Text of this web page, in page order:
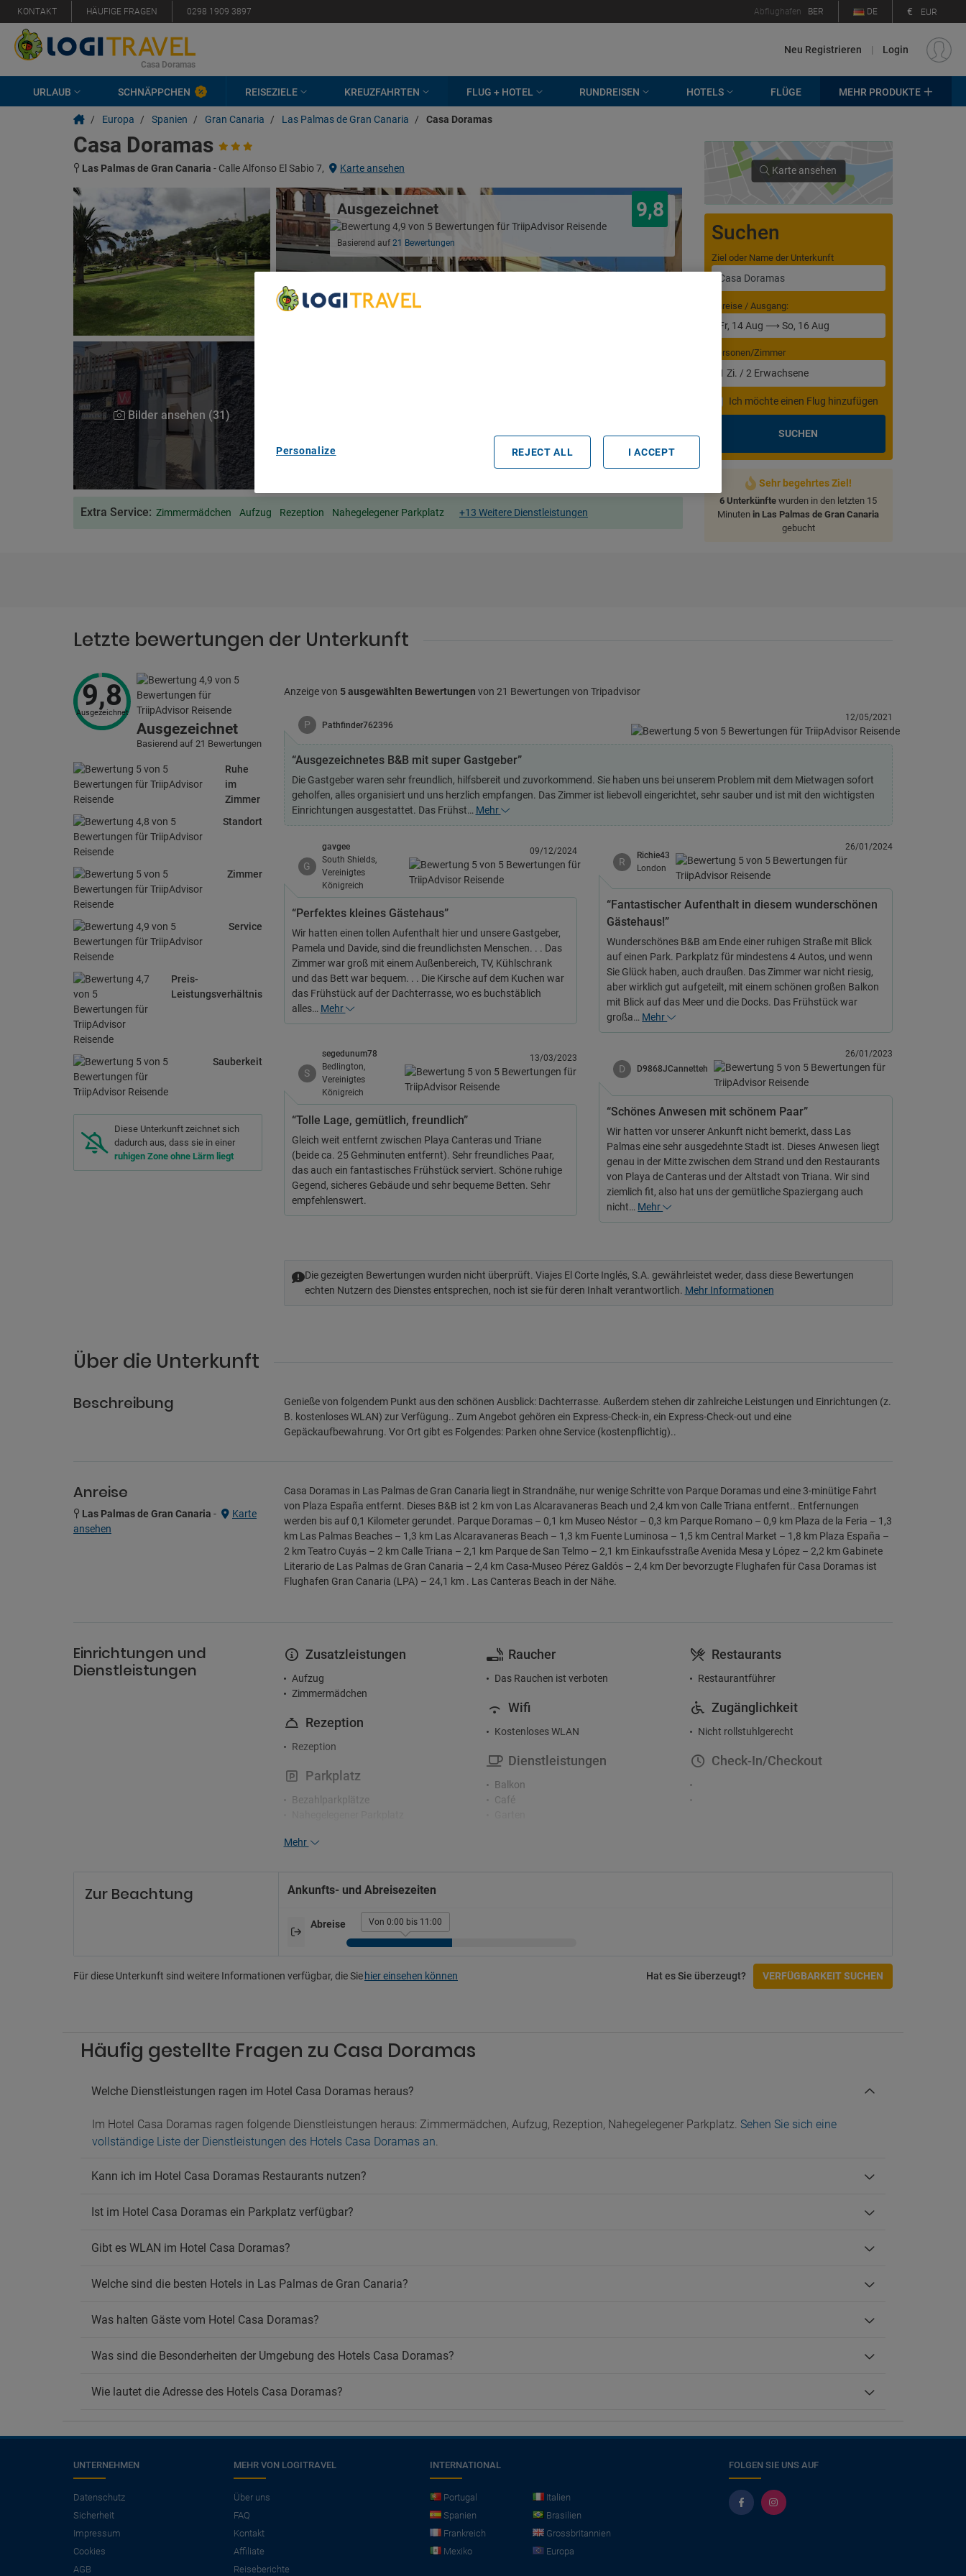
KONTAKT HÄUFIGE FRAGEN 0298 1909 3897 Abflughafen BER DE € EUR
Casa Doramas
Neu Registrieren | Login
URLAUB SCHNÄPPCHEN REISEZIELE KREUZFAHRTEN FLUG + HOTEL RUNDREISEN HOTELS FLÜGE MEHR PRODUKTE
/ Europa / Spanien / Gran Canaria / Las Palmas de Gran Canaria / Casa Doramas
Casa Doramas
Las Palmas de Gran Canaria - Calle Alfonso El Sabio 7, Karte ansehen
Bilder ansehen (31)
Ausgezeichnet 9,8
Basierend auf21 Bewertungen
Extra Service: Zimmermädchen Aufzug Rezeption Nahegelegener Parkplatz +13 Weitere Dienstleistungen
Karte ansehen
Suchen
Ziel oder Name der Unterkunft
Anreise / Ausgang:
Personen/Zimmer
1 Zi. / 2 Erwachsene
Ich möchte einen Flug hinzufügen
SUCHEN
Sehr begehrtes Ziel!
6 Unterkünfte wurden in den letzten 15
Minuten in Las Palmas de Gran Canaria
gebucht
Letzte bewertungen der Unterkunft
9,8
Ausgezeichnet
Ausgezeichnet
Basierend auf 21 Bewertungen
Ruhe
im
Zimmer
Standort
Zimmer
Service
Preis-
Leistungsverhältnis
Sauberkeit
Diese Unterkunft zeichnet sich
dadurch aus, dass sie in einer
ruhigen Zone ohne Lärm liegt
Anzeige von 5 ausgewählten Bewertungen von 21 Bewertungen von Tripadvisor
P Pathfinder762396
12/05/2021
“Ausgezeichnetes B&B mit super Gastgeber”
Die Gastgeber waren sehr freundlich, hilfsbereit und zuvorkommend. Sie haben uns bei unserem Problem mit dem Mietwagen sofort
geholfen, alles organisiert und uns herzlich empfangen. Das Zimmer ist liebevoll eingerichtet, sehr sauber und ist mit den wichtigsten
Einrichtungen ausgestattet. Das Frühst… Mehr
G
gavgee
South Shields,
Vereinigtes
Königreich
09/12/2024
“Perfektes kleines Gästehaus”
Wir hatten einen tollen Aufenthalt hier und unsere Gastgeber,
Pamela und Davide, sind die freundlichsten Menschen. . . Das
Zimmer war groß mit einem Außenbereich, TV, Kühlschrank
und das Bett war bequem. . . Die Kirsche auf dem Kuchen war
das Frühstück auf der Dachterrasse, wo es buchstäblich
alles… Mehr
R
Richie43
London
26/01/2024
“Fantastischer Aufenthalt in diesem wunderschönen
Gästehaus!”
Wunderschönes B&B am Ende einer ruhigen Straße mit Blick
auf einen Park. Parkplatz für mindestens 4 Autos, und wenn
Sie Glück haben, auch draußen. Das Zimmer war nicht riesig,
aber wirklich gut aufgeteilt, mit einem schönen großen Balkon
mit Blick auf das Meer und die Docks. Das Frühstück war
großa… Mehr
S
segedunum78
Bedlington,
Vereinigtes
Königreich
13/03/2023
“Tolle Lage, gemütlich, freundlich”
Gleich weit entfernt zwischen Playa Canteras und Triane
(beide ca. 25 Gehminuten entfernt). Sehr freundliches Paar,
das auch ein fantastisches Frühstück serviert. Schöne ruhige
Gegend, sicheres Gebäude und sehr bequeme Betten. Sehr
empfehlenswert.
D D9868JCannetteh
26/01/2023
“Schönes Anwesen mit schönem Paar”
Wir hatten vor unserer Ankunft nicht bemerkt, dass Las
Palmas eine sehr ausgedehnte Stadt ist. Dieses Anwesen liegt
genau in der Mitte zwischen dem Strand und den Restaurants
von Playa de Canteras und der Altstadt von Triana. Wir sind
ziemlich fit, also hat uns der gemütliche Spaziergang auch
nicht… Mehr
Die gezeigten Bewertungen wurden nicht überprüft. Viajes El Corte Inglés, S.A. gewährleistet weder, dass diese Bewertungen
echten Nutzern des Dienstes entsprechen, noch ist sie für deren Inhalt verantwortlich. Mehr Informationen
Über die Unterkunft
Beschreibung
Genieße von folgendem Punkt aus den schönen Ausblick: Dachterrasse. Außerdem stehen dir zahlreiche Leistungen und Einrichtungen (z.
B. kostenloses WLAN) zur Verfügung.. Zum Angebot gehören ein Express-Check-in, ein Express-Check-out und eine
Gepäckaufbewahrung. Vor Ort gibt es Folgendes: Parken ohne Service (kostenpflichtig)..
Anreise
Las Palmas de Gran Canaria -
Karte
ansehen
Casa Doramas in Las Palmas de Gran Canaria liegt in Strandnähe, nur wenige Schritte von Parque Doramas und eine 3-minütige Fahrt
von Plaza España entfernt. Dieses B&B ist 2 km von Las Alcaravaneras Beach und 2,4 km von Calle Triana entfernt.. Entfernungen
werden bis auf 0,1 Kilometer gerundet. Parque Doramas – 0,1 km Museo Néstor – 0,3 km Parque Romano – 0,9 km Plaza de la Feria – 1,3
km Las Palmas Beaches – 1,3 km Las Alcaravaneras Beach – 1,3 km Fuente Luminosa – 1,5 km Central Market – 1,8 km Plaza España –
2 km Teatro Cuyás – 2 km Calle Triana – 2,1 km Parque de San Telmo – 2,1 km Einkaufsstraße Avenida Mesa y López – 2,2 km Gabinete
Literario de Las Palmas de Gran Canaria – 2,4 km Casa-Museo Pérez Galdós – 2,4 km Der bevorzugte Flughafen für Casa Doramas ist
Flughafen Gran Canaria (LPA) – 24,1 km . Las Canteras Beach in der Nähe.
Einrichtungen und
Dienstleistungen
Zusatzleistungen
Aufzug
Zimmermädchen
Rezeption
Rezeption
Parkplatz
Bezahlparkplätze
Raucher
Das Rauchen ist verboten
Wifi
Kostenloses WLAN
Dienstleistungen
Balkon
Café
Restaurants
Restaurantführer
Zugänglichkeit
Nicht rollstuhlgerecht
Check-In/Checkout
Mehr
Zur Beachtung Ankunfts- und Abreisezeiten
Abreise Von 0:00 bis 11:00
Für diese Unterkunft sind weitere Informationen verfügbar, die Sie hier einsehen können Hat es Sie überzeugt? VERFÜGBARKEIT SUCHEN
Häufig gestellte Fragen zu Casa Doramas
Welche Dienstleistungen ragen im Hotel Casa Doramas heraus?
Im Hotel Casa Doramas ragen folgende Dienstleistungen heraus: Zimmermädchen, Aufzug, Rezeption, Nahegelegener Parkplatz. Sehen Sie sich eine
vollständige Liste der Dienstleistungen des Hotels Casa Doramas an.
Kann ich im Hotel Casa Doramas Restaurants nutzen?
Ist im Hotel Casa Doramas ein Parkplatz verfügbar?
Gibt es WLAN im Hotel Casa Doramas?
Welche sind die besten Hotels in Las Palmas de Gran Canaria?
Was halten Gäste vom Hotel Casa Doramas?
Was sind die Besonderheiten der Umgebung des Hotels Casa Doramas?
Wie lautet die Adresse des Hotels Casa Doramas?
Benötigen Sie einen
Flug?
Angebote für Flug + Hotel ansehen.
Sparen Sie mehr als 25 % bei Ihrem
UNTERNEHMEN
Datenschutz
Sicherheit
Impressum
Cookies
AGB
MEHR VON LOGITRAVEL
Über uns
FAQ
Kontakt
Affiliate
Reiseberichte
INTERNATIONAL
Portugal
Italien
Spanien
Brasilien
Frankreich
Grossbritannien
Mexiko
Europa
FOLGEN SIE UNS AUF
Personalize REJECT ALL I ACCEPT